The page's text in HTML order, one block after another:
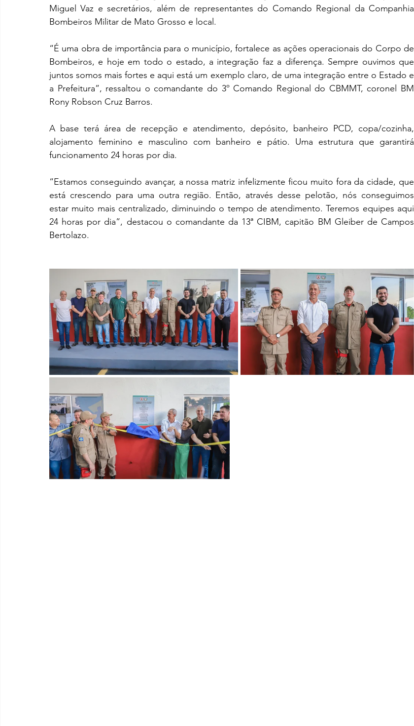
Miguel Vaz e secretários, além de representantes do Comando Regional da Companhia
Bombeiros Militar de Mato Grosso e local.
“É uma obra de importância para o município, fortalece as ações operacionais do Corpo de
Bombeiros, e hoje em todo o estado, a integração faz a diferença. Sempre ouvimos que
juntos somos mais fortes e aqui está um exemplo claro, de uma integração entre o Estado e
a Prefeitura”, ressaltou o comandante do 3º Comando Regional do CBMMT, coronel BM
Rony Robson Cruz Barros.
A base terá área de recepção e atendimento, depósito, banheiro PCD, copa/cozinha,
alojamento feminino e masculino com banheiro e pátio. Uma estrutura que garantirá
funcionamento 24 horas por dia.
“Estamos conseguindo avançar, a nossa matriz infelizmente ficou muito fora da cidade, que
está crescendo para uma outra região. Então, através desse pelotão, nós conseguimos
estar muito mais centralizado, diminuindo o tempo de atendimento. Teremos equipes aqui
24 horas por dia”, destacou o comandante da 13ª CIBM, capitão BM Gleiber de Campos
Bertolazo.